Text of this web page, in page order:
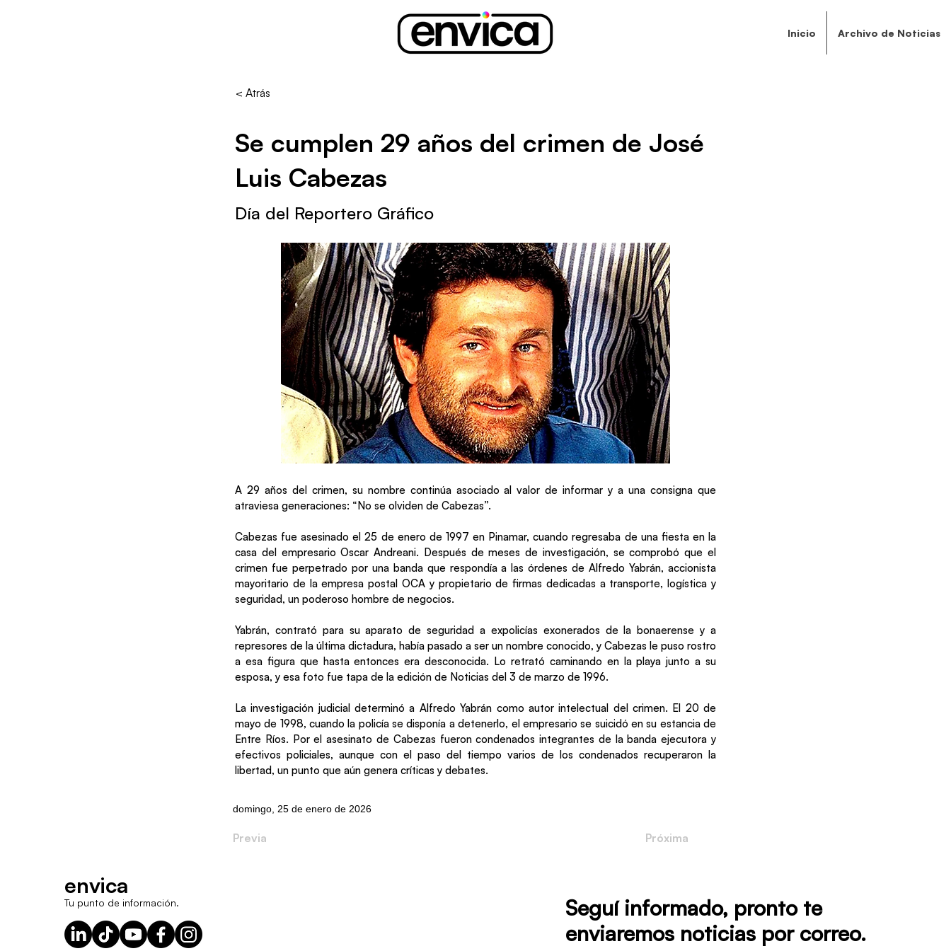
Inicio Archivo de Noticias
< Atrás
Se cumplen 29 años del crimen de José
Luis Cabezas
Día del Reportero Gráfico
A 29 años del crimen, su nombre continúa asociado al valor de informar y a una consigna que
atraviesa generaciones: “No se olviden de Cabezas”.
Cabezas fue asesinado el 25 de enero de 1997 en Pinamar, cuando regresaba de una fiesta en la
casa del empresario Oscar Andreani. Después de meses de investigación, se comprobó que el
crimen fue perpetrado por una banda que respondía a las órdenes de Alfredo Yabrán, accionista
mayoritario de la empresa postal OCA y propietario de firmas dedicadas a transporte, logística y
seguridad, un poderoso hombre de negocios.
Yabrán, contrató para su aparato de seguridad a expolicías exonerados de la bonaerense y a
represores de la última dictadura, había pasado a ser un nombre conocido, y Cabezas le puso rostro
a esa figura que hasta entonces era desconocida. Lo retrató caminando en la playa junto a su
esposa, y esa foto fue tapa de la edición de Noticias del 3 de marzo de 1996.
La investigación judicial determinó a Alfredo Yabrán como autor intelectual del crimen. El 20 de
mayo de 1998, cuando la policía se disponía a detenerlo, el empresario se suicidó en su estancia de
Entre Ríos. Por el asesinato de Cabezas fueron condenados integrantes de la banda ejecutora y
efectivos policiales, aunque con el paso del tiempo varios de los condenados recuperaron la
libertad, un punto que aún genera críticas y debates.
domingo, 25 de enero de 2026
Previa Próxima
envica
Tu punto de información.
Seguí informado, pronto te
enviaremos noticias por correo.